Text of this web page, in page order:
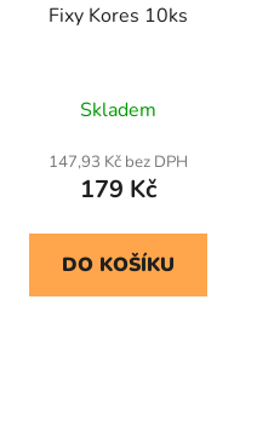
Fixy Kores 10ks
Skladem
147,93 Kč bez DPH
179 Kč
DO KOŠÍKU